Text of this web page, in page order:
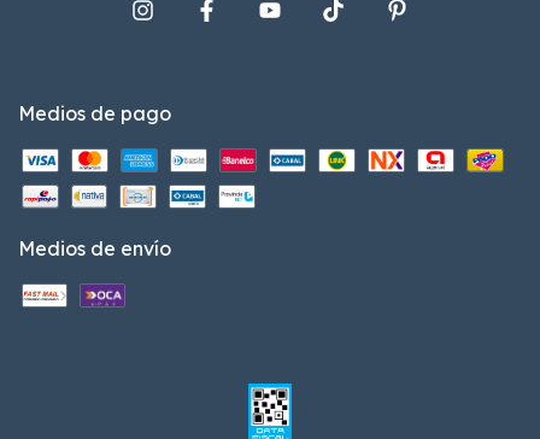
Medios de pago
Medios de envío